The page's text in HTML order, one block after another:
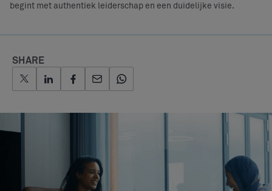
begint met authentiek leiderschap en een duidelijke visie.
SHARE